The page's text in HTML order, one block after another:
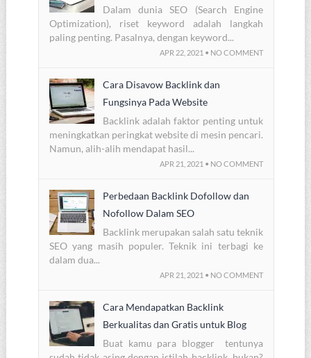
Dalam dunia SEO (Search Engine
Optimization), riset keyword adalah langkah
paling penting. Pasalnya, dengan keyword...
APR 22, 2021 • NO COMMENT
Cara Disavow Backlink dan
Fungsinya Pada Website
Backlink adalah faktor penting untuk
meningkatkan peringkat website di mesin pencari.
Namun, alih-alih mendapat hasil...
APR 21, 2021 • NO COMMENT
Perbedaan Backlink Dofollow dan
Nofollow Dalam SEO
Backlink merupakan salah satu teknik
SEO yang masih populer. Teknik ini terbagi ke
dalam dua...
APR 21, 2021 • NO COMMENT
Cara Mendapatkan Backlink
Berkualitas dan Gratis untuk Blog
Buat kamu para blogger tentunya